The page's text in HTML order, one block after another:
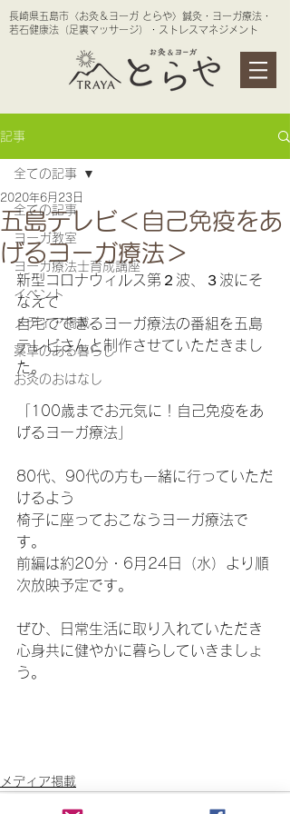
長崎県五島市〈お灸＆ヨーガ とらや〉鍼灸・ヨーガ療法・
若石健康法（足裏マッサージ）・ストレスマネジメント
記事
全ての記事
ヨーガ教室
ヨーガ療法士育成講座
イベント
メディア掲載
薬草のある暮らし
お灸のおはなし
全ての記事
五島テレビ＜自己免疫をあ
げるヨーガ療法＞
2020年6月23日
新型コロナウィルス第２波、３波にそ
なえて
自宅でできるヨーガ療法の番組を五島
テレビさんと制作させていただきまし
た。
「100歳までお元気に！自己免疫をあ
げるヨーガ療法」
80代、90代の方も一緒に行っていただ
けるよう
椅子に座っておこなうヨーガ療法で
す。
前編は約20分・6月24日（水）より順
次放映予定です。
ぜひ、日常生活に取り入れていただき
心身共に健やかに暮らしていきましょ
う。
メディア掲載